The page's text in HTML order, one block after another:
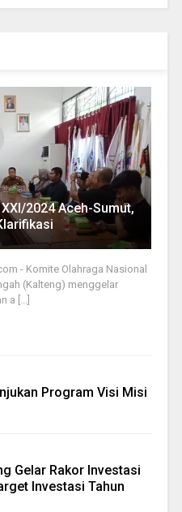
2024 Aceh-Sumut,
- Komite Olahraga Nasional
(Kalteng) menggelar
a [...]
Program Visi Misi
Gelar Rakor Investasi
Investasi Tahun